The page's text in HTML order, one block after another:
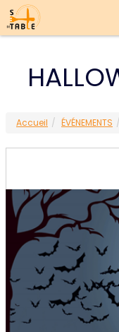
Accueil ÉVÉNEMENTS